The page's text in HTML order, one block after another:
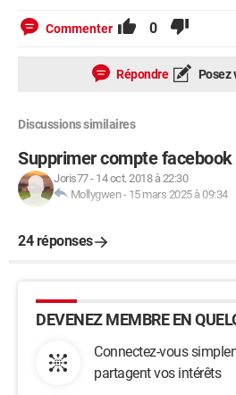
Commenter 0
Répondre Posez
Discussions similaires
Supprimer compte
Joris77- 14 oct. 2018 à 22:30
Mollygwen- 15 mars 2025 à 09:34
24 réponses
DEVENEZ MEMBRE EN
Connectez-vous
partagent vos intérêts